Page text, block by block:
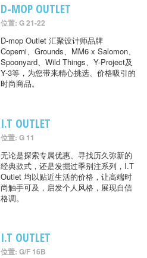
D-MOP OUTLET
位置: G 21-22
D-mop Outlet 汇聚设计师品牌
Coperni、Grounds、MM6 x Salomon、
Spoonyard、Wild Things、Y-Project及
Y-3等，为您带来精心挑选、价格吸引的
时尚商品。
I.T OUTLET
位置: G 11
无论是探索专属优惠、寻找历久弥新的
经典款式，还是发掘过季别注系列，I.T
Outlet 均以贴近生活的价格，让高端时
尚触手可及，启发个人风格，展现自信
格调。
I.T OUTLET
位置: G/F 16B